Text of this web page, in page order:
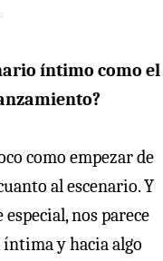
íntimo como el
como empezar de
al escenario. Y
nos parece
y hacia algo